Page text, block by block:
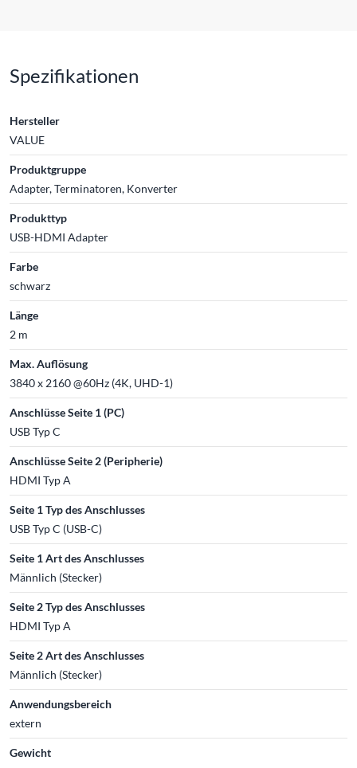
Spezifikationen
Hersteller
VALUE
Produktgruppe
Adapter, Terminatoren, Konverter
Produkttyp
USB-HDMI Adapter
Farbe
schwarz
Länge
2 m
Max. Auflösung
3840 x 2160 @60Hz (4K, UHD-1)
Anschlüsse Seite 1 (PC)
USB Typ C
Anschlüsse Seite 2 (Peripherie)
HDMI Typ A
Seite 1 Typ des Anschlusses
USB Typ C (USB-C)
Seite 1 Art des Anschlusses
Männlich (Stecker)
Seite 2 Typ des Anschlusses
HDMI Typ A
Seite 2 Art des Anschlusses
Männlich (Stecker)
Anwendungsbereich
extern
Gewicht